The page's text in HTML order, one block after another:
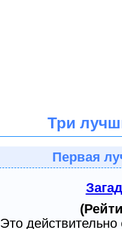
Три
Первая
Это